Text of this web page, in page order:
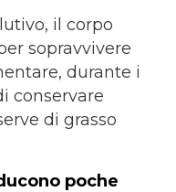
il corpo
sopravvivere
durante i
conservare
di grasso
poche